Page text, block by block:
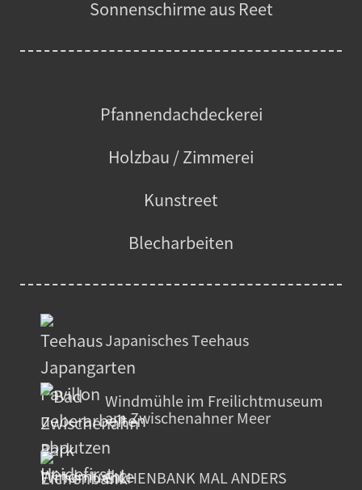
Sonnenschirme aus Reet
Pfannendachdeckerei
Holzbau / Zimmerei
Kunstreet
Blecharbeiten
Japanisches Teehaus
Windmühle im Freilichtmuseum
am Zwischenahner Meer
EICHENBANK MAL ANDERS